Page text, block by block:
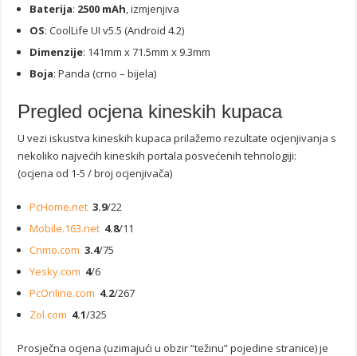
Baterija: 2500 mAh, izmjenjiva
OS: CoolLife UI v5.5 (Android 4.2)
Dimenzije: 141mm x 71.5mm x 9.3mm
Boja: Panda (crno – bijela)
Pregled ocjena kineskih kupaca
U vezi iskustva kineskih kupaca prilažemo rezultate ocjenjivanja s
nekoliko najvećih kineskih portala posvećenih tehnologiji:
(ocjena od 1-5 / broj ocjenjivača)
PcHome.net 3.9/22
Mobile.163.net 4.8/11
Cnmo.com 3.4/75
Yesky.com 4/6
PcOnline.com 4.2/267
Zol.com 4.1/325
Prosječna ocjena (uzimajući u obzir “težinu” pojedine stranice) je